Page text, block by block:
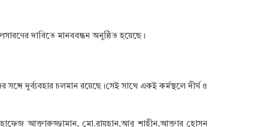
দাবিতে মানববন্ধন অনুষ্ঠিত হয়েছে।
দুর্ব্যবহার চলমান রয়েছে।সেই সাথে একই কর্মস্থলে দীর্ঘ ৫
আক্তারুজ্জামান, মো.রায়হান,আবু শাহীন,আক্তার হোসন